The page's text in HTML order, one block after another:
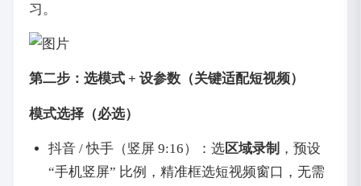
习。
第二步：选模式 + 设参数（关键适配短视频）
模式选择（必选）
抖音 / 快手（竖屏 9:16）：选区域录制 ，预设
“手机竖屏” 比例，精准框选短视频窗口，无需